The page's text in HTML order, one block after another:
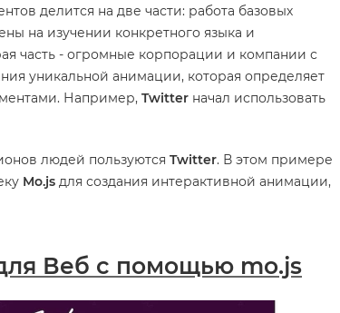
делится на две части: работа базовых
на изучении конкретного языка и
часть - огромные корпорации и компании с
уникальной анимации, которая определяет
Например, Twitter начал использовать
людей пользуются Twitter. В этом примере
Mo.js для создания интерактивной анимации,
Веб с помощью mo.js